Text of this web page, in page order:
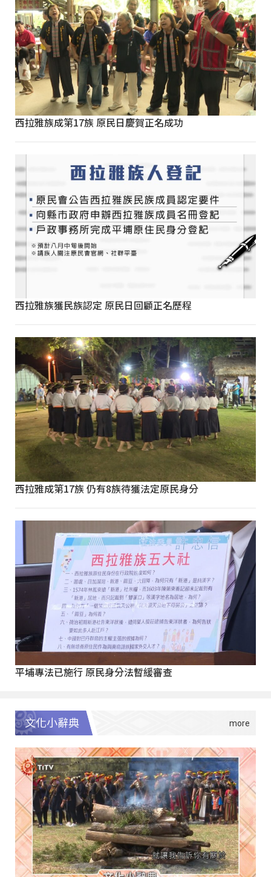
西拉雅族成第17族 原民日慶賀正名成功
西拉雅族獲民族認定 原民日回顧正名歷程
西拉雅成第17族 仍有8族待獲法定原民身分
平埔專法已施行 原民身分法暫緩審查
文化小辭典